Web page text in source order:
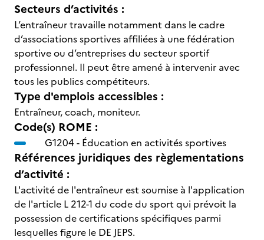
Secteurs d’activités :
L’entraîneur travaille notamment dans le cadre
d’associations sportives affiliées à une fédération
sportive ou d’entreprises du secteur sportif
professionnel. Il peut être amené à intervenir avec
tous les publics compétiteurs.
Type d'emplois accessibles :
Entraîneur, coach, moniteur.
Code(s) ROME :
G1204 - Éducation en activités sportives
Références juridiques des règlementations
d’activité :
L'activité de l'entraîneur est soumise à l'application
de l'article L 212-1 du code du sport qui prévoit la
possession de certifications spécifiques parmi
lesquelles figure le DE JEPS.